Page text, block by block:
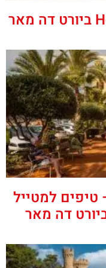
טיפים למטייל
דה מאר